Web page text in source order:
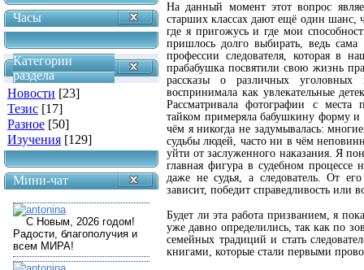
Часы
Категории
раздела
Новости [23]
Тезис [17]
Разное [50]
Изучения [129]
Мини-чат
На данный момент этот вопрос
старших классах дают ещё один шанс,
где я пригожусь и где мои
пришлось долго выбирать, ведь сама
профессии следователя, которая в
прабабушка посвятили свою жизнь
рассказы о различных
воспринимала как увлекательные
Рассматривала фотографии с места
тайком примеряла бабушкину форму и
чём я никогда не задумывалась:
судьбы людей, часто ни в чём
уйти от заслуженного наказания. Я
главная фигура в судебном процессе
даже не судья, а следователь. От
зависит, победит справедливость или
Будет ли эта работа призванием, я
уже давно определились, так как по
семейных традиций и стать
книгами, которые стали первыми